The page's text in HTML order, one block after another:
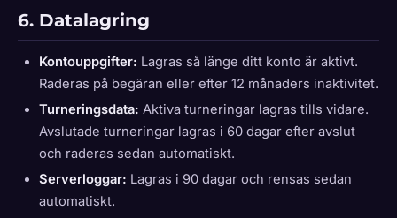
6. Datalagring
Kontouppgifter: Lagras så länge ditt konto är aktivt.
Raderas på begäran eller efter 12 månaders inaktivitet.
Turneringsdata: Aktiva turneringar lagras tills vidare.
Avslutade turneringar lagras i 60 dagar efter avslut
och raderas sedan automatiskt.
Serverloggar: Lagras i 90 dagar och rensas sedan
automatiskt.